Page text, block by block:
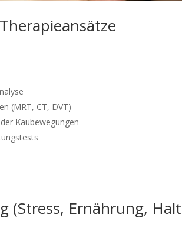
(MRT, CT, DVT)
Kaubewegungen
(Stress, Ernährung,